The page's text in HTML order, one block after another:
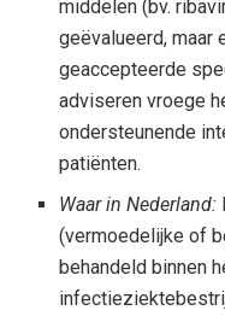
middelen (bv.
geëvalueerd, maar
geaccepteerde
adviseren vroege
ondersteunende
patiënten.
Waar in Nederland:
(vermoedelijke of
behandeld binnen